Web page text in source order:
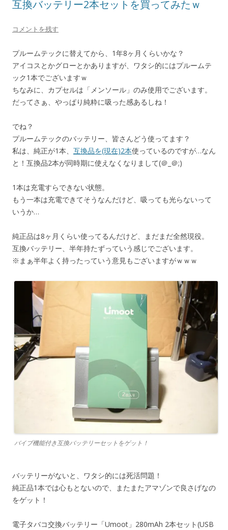
互換バッテリー2本セットを買ってみたｗ
コメントを残す
プルームテックに替えてから、1年8ヶ月くらいかな？
アイコスとかグローとかありますが、ワタシ的にはプルームテ
ック1本でございますｗ
ちなみに、カプセルは「メンソール」のみ使用でございます。
だってさぁ、やっぱり純粋に吸った感あるしね！
でね？
プルームテックのバッテリー、皆さんどう使ってます？
私は、純正が1本、 互換品を(現在)2本使っているのですが…なん
と！互換品2本が同時期に使えなくなりまして(＠_＠;)
1本は充電すらできない状態。
もう一本は充電できてそうなんだけど、吸っても光らないって
いうか…
純正品は8ヶ月くらい使ってるんだけど、まだまだ全然現役。
互換バッテリー、半年持たずっていう感じでございます。
※まぁ半年よく持ったっていう意見もございますがｗｗｗ
バイブ機能付き互換バッテリーセットをゲット！
バッテリーがないと、ワタシ的には死活問題！
純正品1本では心もとないので、またまたアマゾンで良さげなの
をゲット！
電子タバコ交換バッテリー「Umoot」280mAh 2本セット(USB